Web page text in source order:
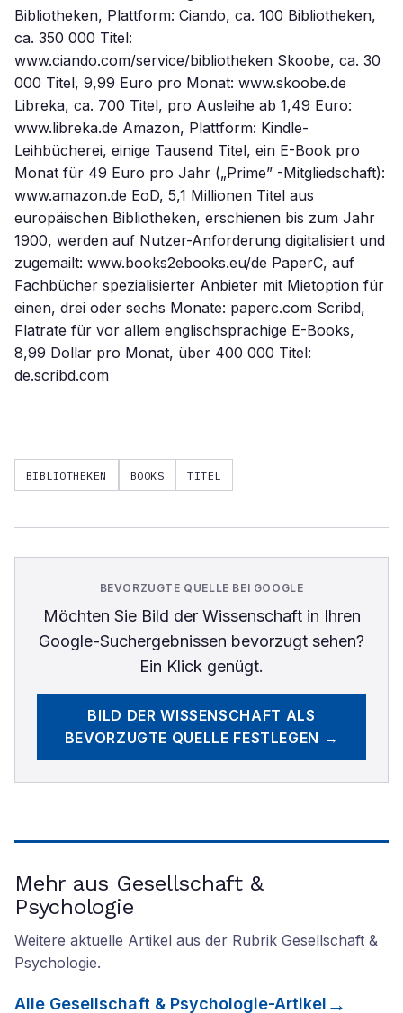
Bibliotheken, Plattform: Ciando, ca. 100 Bibliotheken,
ca. 350 000 Titel:
www.ciando.com/service/bibliotheken Skoobe, ca. 30
000 Titel, 9,99 Euro pro Monat: www.skoobe.de
Libreka, ca. 700 Titel, pro Ausleihe ab 1,49 Euro:
www.libreka.de Amazon, Plattform: Kindle-
Leihbücherei, einige Tausend Titel, ein E-Book pro
Monat für 49 Euro pro Jahr („Prime” -Mitgliedschaft):
www.amazon.de EoD, 5,1 Millionen Titel aus
europäischen Bibliotheken, erschienen bis zum Jahr
1900, werden auf Nutzer-Anforderung digitalisiert und
zugemailt: www.books2ebooks.eu/de PaperC, auf
Fachbücher spezialisierter Anbieter mit Mietoption für
einen, drei oder sechs Monate: paperc.com Scribd,
Flatrate für vor allem englischsprachige E-Books,
8,99 Dollar pro Monat, über 400 000 Titel:
de.scribd.com
BIBLIOTHEKEN BOOKS TITEL
BEVORZUGTE QUELLE BEI GOOGLE
Möchten Sie Bild der Wissenschaftin Ihren
Google-Suchergebnissen bevorzugt sehen?
Ein Klick genügt.
BILD DER WISSENSCHAFT ALS
BEVORZUGTE QUELLE FESTLEGEN →
Mehr aus Gesellschaft &
Psychologie
Weitere aktuelle Artikel aus der Rubrik Gesellschaft &
Psychologie.
Alle Gesellschaft & Psychologie-Artikel